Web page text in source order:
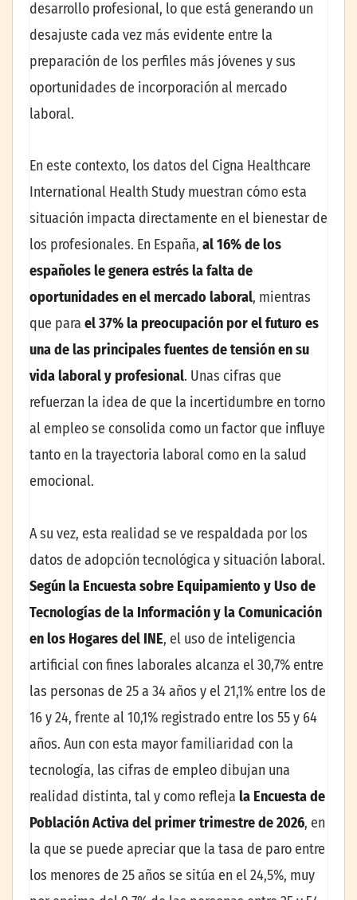
desarrollo profesional, lo que está generando un
desajuste cada vez más evidente entre la
preparación de los perfiles más jóvenes y sus
oportunidades de incorporación al mercado
laboral.
En este contexto, los datos del Cigna Healthcare
International Health Study muestran cómo esta
situación impacta directamente en el bienestar de
los profesionales. En España, al 16% de los
españoles le genera estrés la falta de
oportunidades en el mercado laboral, mientras
que para el 37% la preocupación por el futuro es
una de las principales fuentes de tensión en su
vida laboral y profesional. Unas cifras que
refuerzan la idea de que la incertidumbre en torno
al empleo se consolida como un factor que influye
tanto en la trayectoria laboral como en la salud
emocional.
A su vez, esta realidad se ve respaldada por los
datos de adopción tecnológica y situación laboral.
Según la Encuesta sobre Equipamiento y Uso de
Tecnologías de la Información y la Comunicación
en los Hogares del INE, el uso de inteligencia
artificial con fines laborales alcanza el 30,7% entre
las personas de 25 a 34 años y el 21,1% entre los de
16 y 24, frente al 10,1% registrado entre los 55 y 64
años. Aun con esta mayor familiaridad con la
tecnología, las cifras de empleo dibujan una
realidad distinta, tal y como refleja la Encuesta de
Población Activa del primer trimestre de 2026, en
la que se puede apreciar que la tasa de paro entre
los menores de 25 años se sitúa en el 24,5%, muy